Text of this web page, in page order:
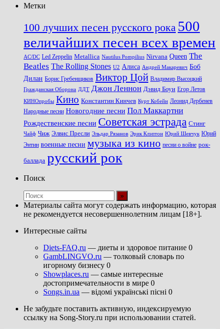
Метки
100 лучших песен русского рока 500
величайших песен всех времен
AC/DC Led Zeppelin Metallica Nautilus Pompilius Nirvana Queen The
Beatles The Rolling Stones U2 Алиса Андрей Макаревич Боб
Дилан Борис Гребенщиков Виктор Цой Владимир Высоцкий
Гражданская Оборона ДДТ Джон Леннон Дэвид Боуи Егор Летов
КИНОпробы Кино Константин Кинчев Курт Кобейн Леонид Дербенев
Народные песни Новогодние песни Пол Маккартни
Рождественские песни Советская эстрада Стинг
Чайф Чиж Элвис Пресли Эльдар Рязанов Эрик Клэптон Юрий Шевчук Юрий
Энтин военные песни музыка из кино песни о войне рок-
баллада русский рок
Поиск
Материалы сайта могут содержать информацию, которая
не рекомендуется несовершеннолетним лицам [18+].
Интересные сайты
Diets-FAQ.ru — диеты и здоровое питание 0
GambLINGVO.ru — толковый словарь по
игорному бизнесу 0
Showplaces.ru — самые интересные
достопримечательности в мире 0
Songs.in.ua — відомі українські пісні 0
Не забудьте поставить активную, индексируемую
ссылку на Song-Story.ru при использовании статей.